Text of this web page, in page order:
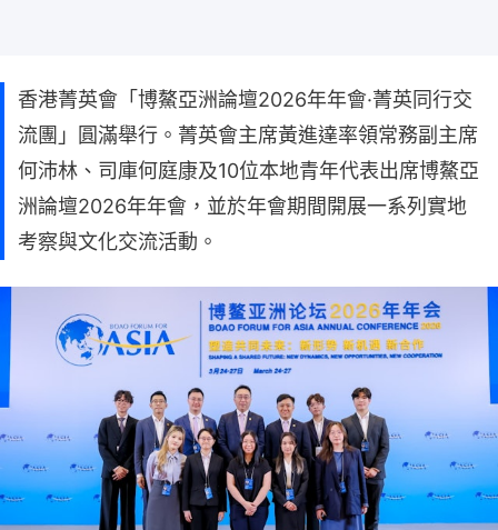
香港菁英會「博鰲亞洲論壇2026年年會·菁英同行交
流團」圓滿舉行。菁英會主席黃進達率領常務副主席
何沛林、司庫何庭康及10位本地青年代表出席博鰲亞
洲論壇2026年年會，並於年會期間開展一系列實地
考察與文化交流活動。